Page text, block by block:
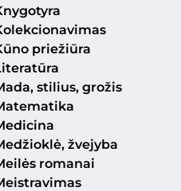
priežiūra
stilius, grožis
žvejyba
romanai